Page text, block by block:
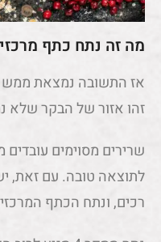
מה זה נתח כתף
אז התשובה נמצאת
זהו אזור של הבקר שלא
שרירים מסוימים
לתוצאה טובה. עם זאת,
רכים, ונתח הכתף